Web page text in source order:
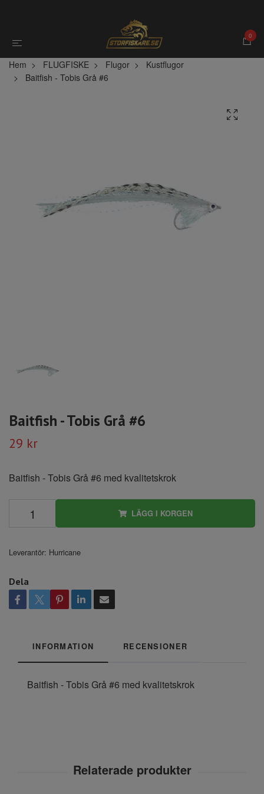
0
Hem FLUGFISKE Flugor
Kustflugor
Baitfish - Tobis Grå #6
Baitfish - Tobis Grå #6
29 kr
Baitfish - Tobis Grå #6 med kvalitetskrok
LÄGG I KORGEN
Leverantör: Hurricane
Dela
INFORMATION RECENSIONER
Baitfish - Tobis Grå #6 med kvalitetskrok